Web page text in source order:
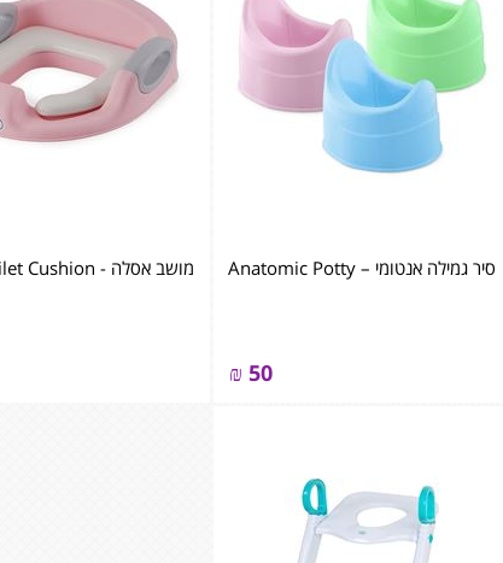
סיר גמילה אנטומי – Anatomic Potty
50
₪
מושב אסלה - Baby Toilet Cushion